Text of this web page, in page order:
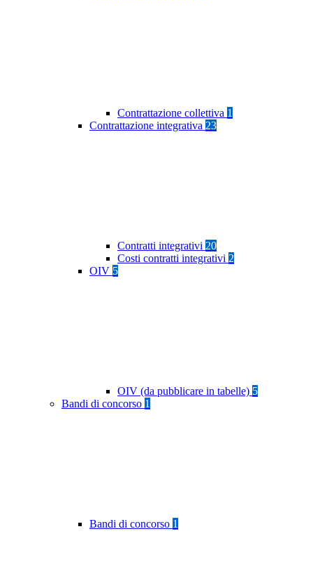
Contrattazione collettiva 1
Contrattazione integrativa 23
Contratti integrativi 20
Costi contratti integrativi 2
OIV 5
OIV (da pubblicare in tabelle) 5
Bandi di concorso 1
Bandi di concorso 1